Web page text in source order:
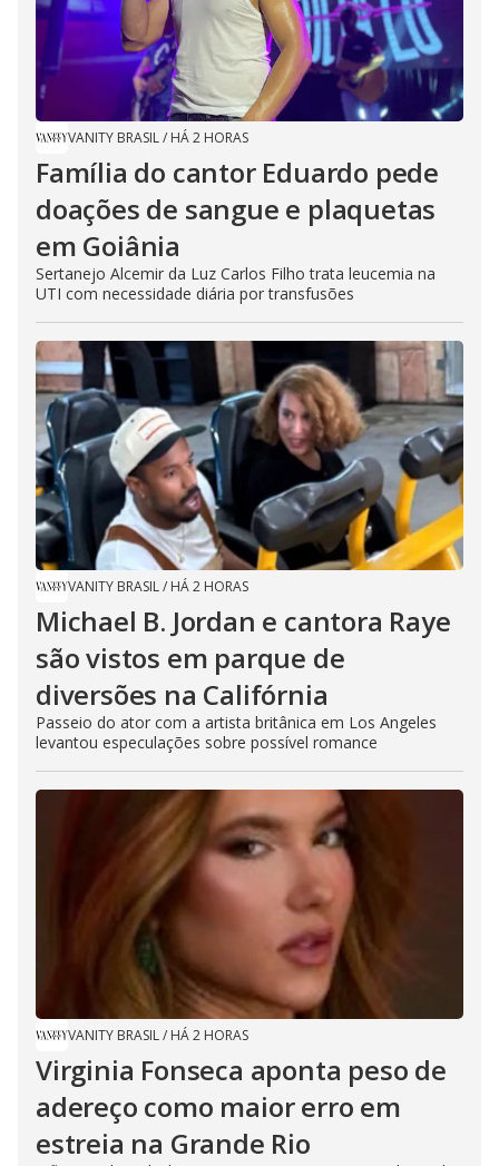
VANITY BRASIL/ HÁ 2 HORAS
Família do cantor Eduardo pede
doações de sangue e plaquetas
em Goiânia
Sertanejo Alcemir da Luz Carlos Filho trata leucemia na
UTI com necessidade diária por transfusões
VANITY BRASIL/ HÁ 2 HORAS
Michael B. Jordan e cantora Raye
são vistos em parque de
diversões na Califórnia
Passeio do ator com a artista britânica em Los Angeles
levantou especulações sobre possível romance
VANITY BRASIL/ HÁ 2 HORAS
Virginia Fonseca aponta peso de
adereço como maior erro em
estreia na Grande Rio